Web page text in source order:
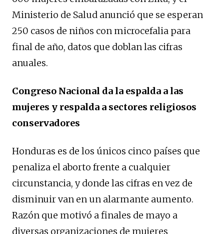
Ministerio de Salud anunció que se esperan
250 casos de niños con microcefalia para
final de año, datos que doblan las cifras
anuales.
Congreso Nacional da la espalda a las
mujeres y respalda a sectores religiosos
conservadores
Honduras es de los únicos cinco países que
penaliza el aborto frente a cualquier
circunstancia, y donde las cifras en vez de
disminuir van en un alarmante aumento.
Razón que motivó a finales de mayo a
diversas organizaciones de mujeres